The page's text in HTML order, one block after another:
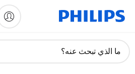
دعم
ما الذي تبحث عنه؟
تسجيل المنتج